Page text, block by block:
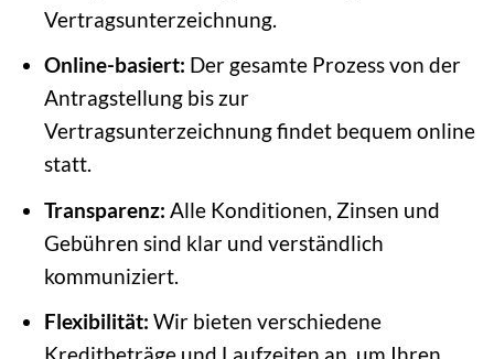
Vertragsunterzeichnung.
Online-basiert: Der gesamte Prozess von der
Antragstellung bis zur
Vertragsunterzeichnung findet bequem online
statt.
Transparenz: Alle Konditionen, Zinsen und
Gebühren sind klar und verständlich
kommuniziert.
Flexibilität: Wir bieten verschiedene